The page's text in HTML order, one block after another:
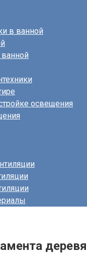
в ванной
освещения